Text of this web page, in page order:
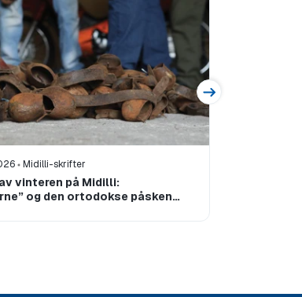
Midilli-skrifter
vinteren på Midilli:
og den ortodokse påsken